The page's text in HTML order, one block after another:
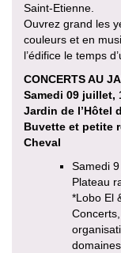
Saint-Etienne.
Ouvrez grand les
couleurs et en
l’édifice le temps
CONCERTS AU
Samedi 09 juillet,
Jardin de l’Hôtel
Buvette et petite
Cheval
Samedi
Plateau
*Lobo El